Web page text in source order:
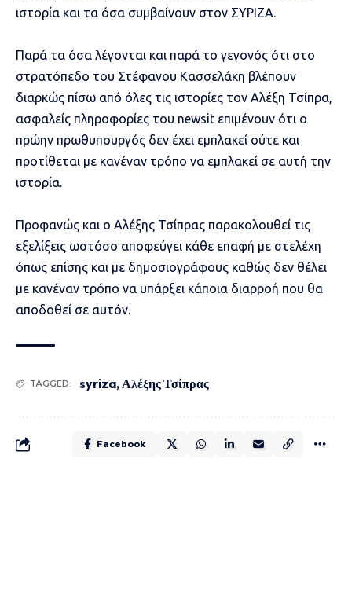
ιστορία και τα όσα συμβαίνουν στον ΣΥΡΙΖΑ.
Παρά τα όσα λέγονται και παρά το γεγονός ότι στο
στρατόπεδο του Στέφανου Κασσελάκη βλέπουν
διαρκώς πίσω από όλες τις ιστορίες τον Αλέξη Τσίπρα,
ασφαλείς πληροφορίες του newsit επιμένουν ότι ο
πρώην πρωθυπουργός δεν έχει εμπλακεί ούτε και
προτίθεται με κανέναν τρόπο να εμπλακεί σε αυτή την
ιστορία.
Προφανώς και ο Αλέξης Τσίπρας παρακολουθεί τις
εξελίξεις ωστόσο αποφεύγει κάθε επαφή με στελέχη
όπως επίσης και με δημοσιογράφους καθώς δεν θέλει
με κανέναν τρόπο να υπάρξει κάποια διαρροή που θα
αποδοθεί σε αυτόν.
TAGGED: syriza,Αλέξης Τσίπρας
Facebook